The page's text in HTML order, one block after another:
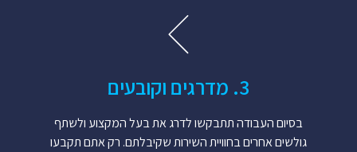
3. מדרגים וקובעים
בסיום העבודה תתבקשו לדרג את בעל המקצוע ולשתף
גולשים אחרים בחוויית השירות שקיבלתם. רק אתם תקבעו